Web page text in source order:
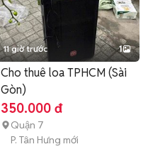
11 giờ trước 1
Cho thuê loa TPHCM (Sài
Gòn)
350.000 đ
Quận 7
P. Tân Hưng mới